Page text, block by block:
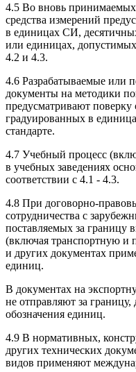
4.5 Во вновь
средства измерений
в единицах СИ,
или единицах,
4.2 и 4.3.
4.6 Разрабатываемые или
документы на методики
предусматривают поверку
градуированных в
стандарте.
4.7 Учебный процесс
в учебных заведениях
соответствии с 4.1 - 4.3.
4.8 При договорно-
сотрудничества с
поставляемых за границу
(включая транспортную и
и других документах
единиц.
В документах на
не отправляют за границу,
обозначения единиц.
4.9 В нормативных,
других технических
видов применяют